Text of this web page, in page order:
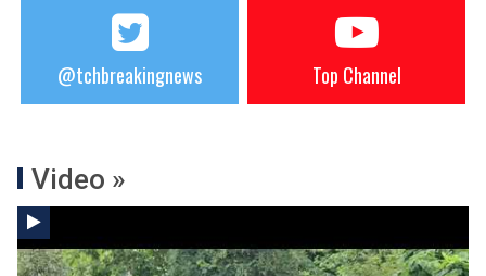
@tchbreakingnews Top Channel
Video »